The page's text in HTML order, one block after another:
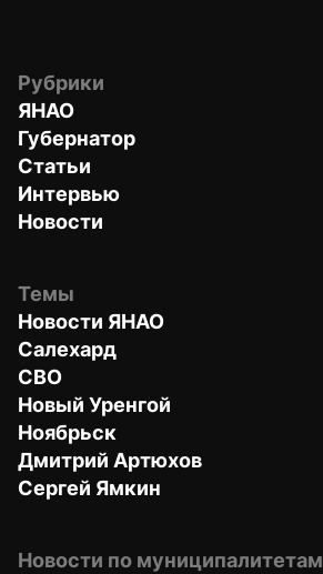
Рубрики
ЯНАО
Губернатор
Статьи
Интервью
Новости
Темы
Новости ЯНАО
Салехард
СВО
Новый Уренгой
Ноябрьск
Дмитрий Артюхов
Сергей Ямкин
Новости по муниципалитетам